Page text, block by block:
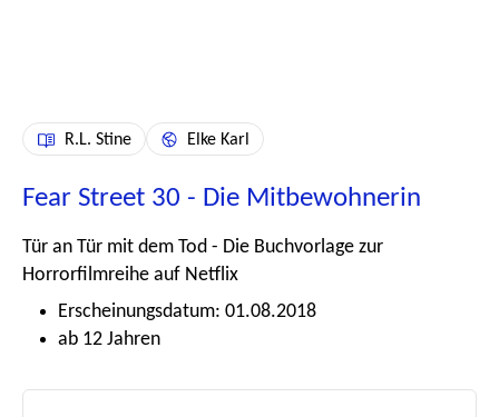
R.L. Stine Elke Karl
Fear Street 30 - Die Mitbewohnerin
Tür an Tür mit dem Tod - Die Buchvorlage zur
Horrorfilmreihe auf Netflix
Erscheinungsdatum: 01.08.2018
ab 12 Jahren